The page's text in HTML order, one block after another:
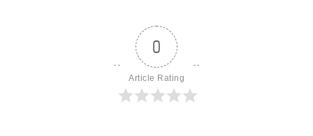
0
Article Rating